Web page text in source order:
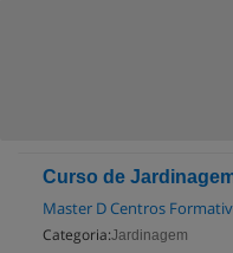
Curso de
Master D Centros
Categoria:Jardinagem